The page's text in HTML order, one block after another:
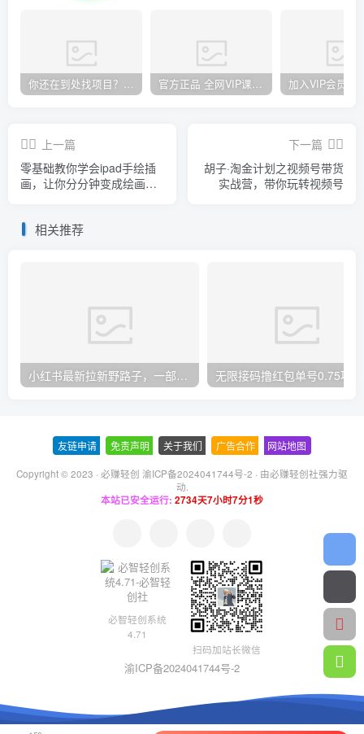
你还在到处找项目？还在当韭菜？我却靠卖项目一个月赚5万，曾经我也和你一样懵懂。 官方正品 全网VIP课程 无损下载~
上一篇
零基础教你学会ipad手绘插
画，让你分分钟变成绘画及
下一篇
胡子·淘金计划之视频号带货
实战营，带你玩转视频号
相关推荐
小红书最新拉新野路子，一部手机即可操作，一单15块，做得好日入2000+
友链申请 免责声明 关于我们 广告合作 网站地图
Copyright © 2023 · 必赚轻创 渝ICP备2024041744号-2 · 由必赚轻创社强力驱
动.
本站已安全运行: 2734天7小时7分2秒
必智轻创系统
4.71
扫码加站长微信
渝ICP备2024041744号-2